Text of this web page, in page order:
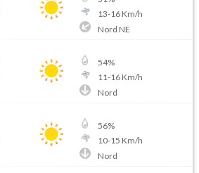
13-16Km/h
Nord NE
54%
11-16Km/h
Nord
56%
10-15 Km/h
Nord